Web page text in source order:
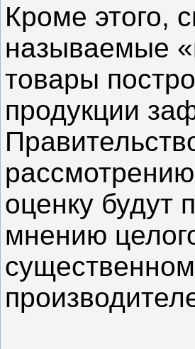
Кроме этого,
называемые
товары
продукции
оценку будут
мнению